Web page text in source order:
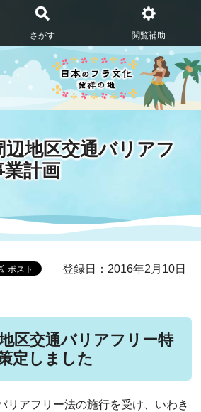
さがす 閲覧補助
辺地区交通バリアフ
業計画
登録日：2016年2月10日
区交通バリアフリー特
定しました
アフリー法の施行を受け、いわき